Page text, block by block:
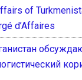
of
d’Affaires